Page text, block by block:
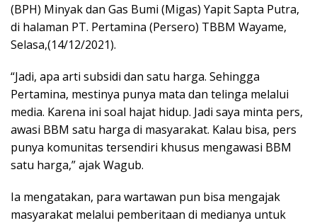
(BPH) Minyak dan Gas Bumi (Migas) Yapit Sapta Putra,
di halaman PT. Pertamina (Persero) TBBM Wayame,
Selasa,(14/12/2021).
“Jadi, apa arti subsidi dan satu harga. Sehingga
Pertamina, mestinya punya mata dan telinga melalui
media. Karena ini soal hajat hidup. Jadi saya minta pers,
awasi BBM satu harga di masyarakat. Kalau bisa, pers
punya komunitas tersendiri khusus mengawasi BBM
satu harga,” ajak Wagub.
Ia mengatakan, para wartawan pun bisa mengajak
masyarakat melalui pemberitaan di medianya untuk